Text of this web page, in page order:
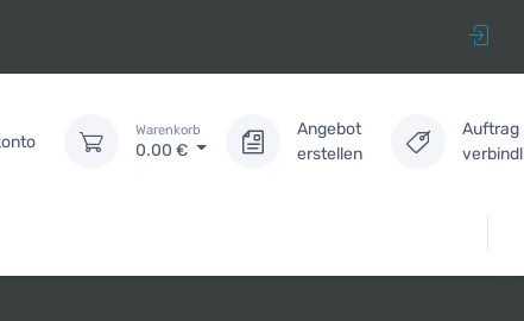
Warenkorb
0.00 €
Angebot
erstellen
Auftrag